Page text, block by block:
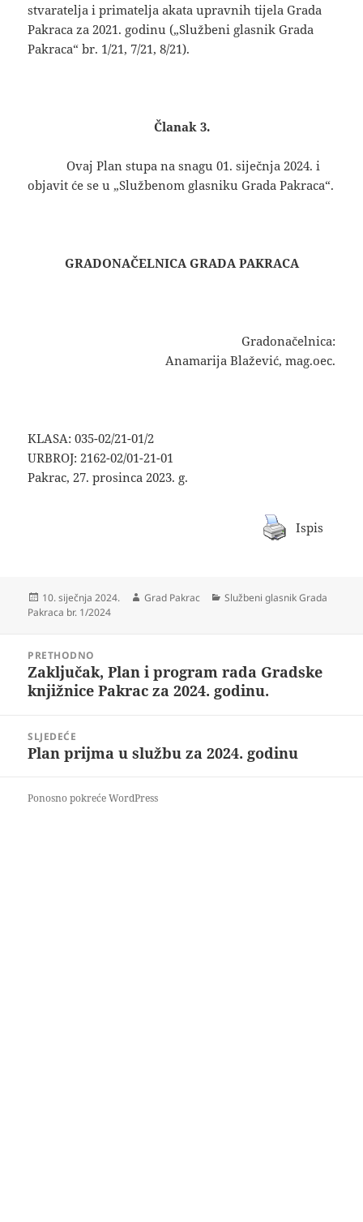
stvaratelja i primatelja akata upravnih tijela Grada
Pakraca za 2021. godinu („Službeni glasnik Grada
Pakraca“ br. 1/21, 7/21, 8/21).
Članak 3.
Ovaj Plan stupa na snagu 01. siječnja 2024. i
objavit će se u „Službenom glasniku Grada Pakraca“.
GRADONAČELNICA GRADA PAKRACA
Gradonačelnica:
Anamarija Blažević, mag.oec.
KLASA: 035-02/21-01/2
URBROJ: 2162-02/01-21-01
Pakrac, 27. prosinca 2023. g.
Ispis
Objavljeno
dana
10. siječnja 2024. Autor
Grad Pakrac Kategorije
Službeni glasnik Grada
Pakraca br. 1/2024
objavaPRETHODNO
Prethodna
objava:
Zaključak, Plan i program rada Gradske
knjižnice Pakrac za 2024. godinu.
SLJEDEĆE
Sljedeća
Plan prijma u službu za 2024. godinu
Ponosno pokreće WordPress